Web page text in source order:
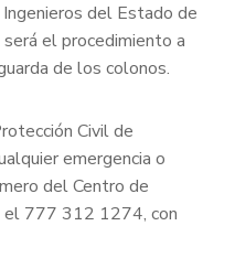
del Estado de
el procedimiento a
de los colonos.
Civil de
emergencia o
del Centro de
el 777 312 1274, con